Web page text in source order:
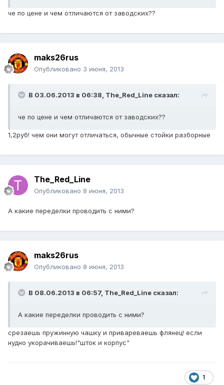
че по цене и чем отличаются от заводских??
maks26rus
Опубликовано 3 июня, 2013
В 03.06.2013 в 06:38, The_Red_Line сказал:
че по цене и чем отличаются от заводских??
1,2руб! чем они могут отличаться, обычные стойки разборные
The_Red_Line
Опубликовано 8 июня, 2013
А какие переделки проводить с ними?
maks26rus
Опубликовано 8 июня, 2013
В 08.06.2013 в 06:57, The_Red_Line сказал:
А какие переделки проводить с ними?
срезаешь пружинную чашку и привареваешь флянец! если
нудно укорачиваешь!"шток и корпус"
1